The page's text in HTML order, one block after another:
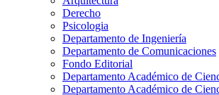
Derecho
Psicologia
Departamento de Ingeniería
Departamento de Comunicaciones
Fondo Editorial
Departamento Académico de
Departamento Académico de